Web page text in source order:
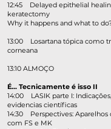
​12:45 Delayed epithelial
keratectomy
Why it happens and what to
13:00 Losartana tópica como
corneana
13:10 ALMOÇO
É... Tecnicamente é isso II
14:00 LASIK parte I:
evidencias científicas
14:30 Perspectives: Aparelhos
com FS e MK